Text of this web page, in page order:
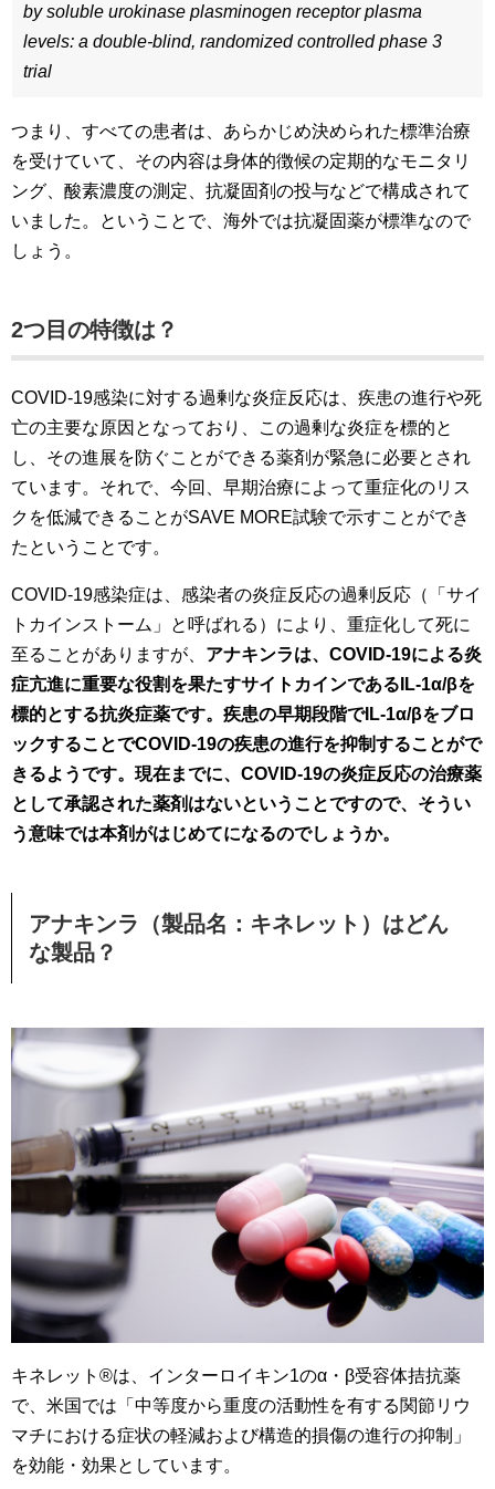
by soluble urokinase plasminogen receptor plasma
levels: a double-blind, randomized controlled phase 3
trial
つまり、すべての患者は、あらかじめ決められた標準治療
を受けていて、その内容は身体的徴候の定期的なモニタリ
ング、酸素濃度の測定、抗凝固剤の投与などで構成されて
いました。ということで、海外では抗凝固薬が標準なので
しょう。
2つ目の特徴は？
COVID-19感染に対する過剰な炎症反応は、疾患の進行や死
亡の主要な原因となっており、この過剰な炎症を標的と
し、その進展を防ぐことができる薬剤が緊急に必要とされ
ています。それで、今回、早期治療によって重症化のリス
クを低減できることがSAVE MORE試験で示すことができ
たということです。
COVID-19感染症は、感染者の炎症反応の過剰反応（「サイ
トカインストーム」と呼ばれる）により、重症化して死に
至ることがありますが、 アナキンラは、COVID-19による炎
症亢進に重要な役割を果たすサイトカインであるIL-1α/βを
標的とする抗炎症薬です。疾患の早期段階でIL-1α/βをブロ
ックすることでCOVID-19の疾患の進行を抑制することがで
きるようです。現在までに、COVID-19の炎症反応の治療薬
として承認された薬剤はないということですので、そうい
う意味では本剤がはじめてになるのでしょうか。
アナキンラ（製品名：キネレット）はどん
な製品？
キネレット®は、インターロイキン1のα・β受容体拮抗薬
で、米国では「中等度から重度の活動性を有する関節リウ
マチにおける症状の軽減および構造的損傷の進行の抑制」
を効能・効果としています。